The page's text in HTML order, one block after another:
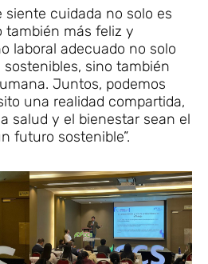
siente cuidada no solo es
también más feliz y
laboral adecuado no solo
sino también
Juntos, podemos
una realidad compartida,
salud y el bienestar sean el
futuro sostenible”.